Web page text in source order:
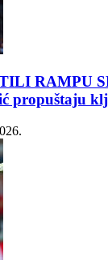
RAMPU
propuštaju